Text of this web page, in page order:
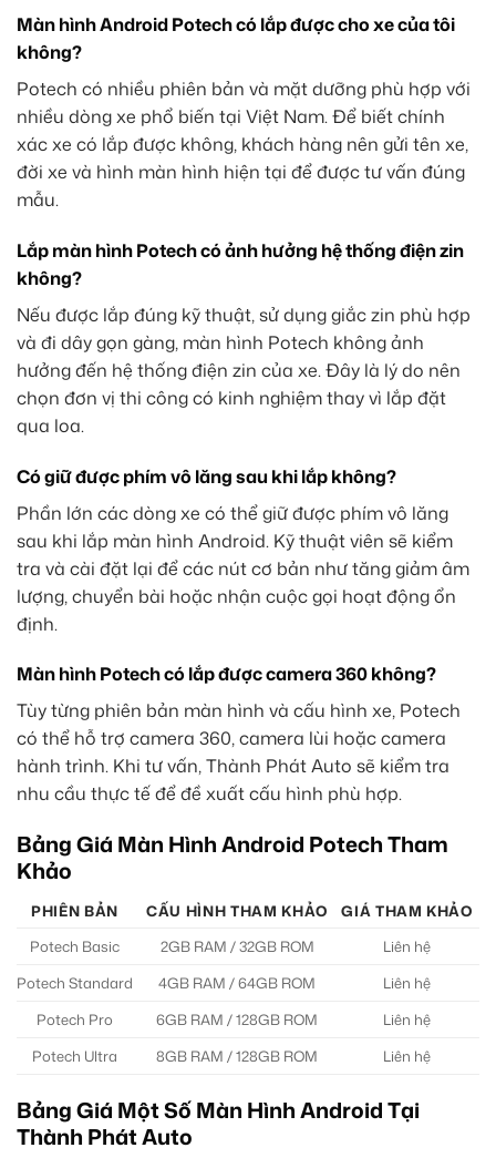
Màn hình Android Potech có lắp được cho xe của tôi
không?
Potech có nhiều phiên bản và mặt dưỡng phù hợp với
nhiều dòng xe phổ biến tại Việt Nam. Để biết chính
xác xe có lắp được không, khách hàng nên gửi tên xe,
đời xe và hình màn hình hiện tại để được tư vấn đúng
mẫu.
Lắp màn hình Potech có ảnh hưởng hệ thống điện zin
không?
Nếu được lắp đúng kỹ thuật, sử dụng giắc zin phù hợp
và đi dây gọn gàng, màn hình Potech không ảnh
hưởng đến hệ thống điện zin của xe. Đây là lý do nên
chọn đơn vị thi công có kinh nghiệm thay vì lắp đặt
qua loa.
Có giữ được phím vô lăng sau khi lắp không?
Phần lớn các dòng xe có thể giữ được phím vô lăng
sau khi lắp màn hình Android. Kỹ thuật viên sẽ kiểm
tra và cài đặt lại để các nút cơ bản như tăng giảm âm
lượng, chuyển bài hoặc nhận cuộc gọi hoạt động ổn
định.
Màn hình Potech có lắp được camera 360 không?
Tùy từng phiên bản màn hình và cấu hình xe, Potech
có thể hỗ trợ camera 360, camera lùi hoặc camera
hành trình. Khi tư vấn, Thành Phát Auto sẽ kiểm tra
nhu cầu thực tế để đề xuất cấu hình phù hợp.
Bảng Giá Màn Hình Android Potech Tham
Khảo
PHIÊN BẢN CẤU HÌNH THAM KHẢO
GIÁ THAM KHẢO
Potech Basic
2GB RAM / 32GB ROM Liên hệ
Potech Standard
4GB RAM / 64GB ROM
Liên hệ
Potech Pro
6GB RAM / 128GB ROM
Liên hệ
Potech Ultra
8GB RAM / 128GB ROM Liên hệ
Bảng Giá Một Số Màn Hình Android Tại
Thành Phát Auto